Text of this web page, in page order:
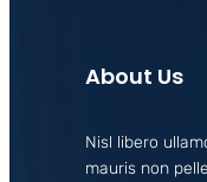
About Us
Nisl libero
mauris non